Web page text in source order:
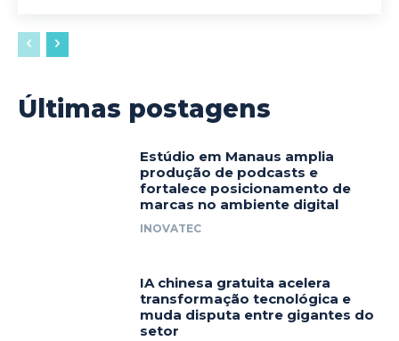
Últimas postagens
Estúdio em Manaus amplia
produção de podcasts e
fortalece posicionamento de
marcas no ambiente digital
INOVATEC
IA chinesa gratuita acelera
transformação tecnológica e
muda disputa entre gigantes do
setor